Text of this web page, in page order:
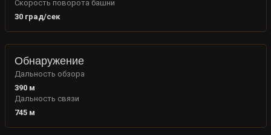
Скорость поворота башни
30град/сек
Обнаружение
Дальность обзора
390м
Дальность связи
745м